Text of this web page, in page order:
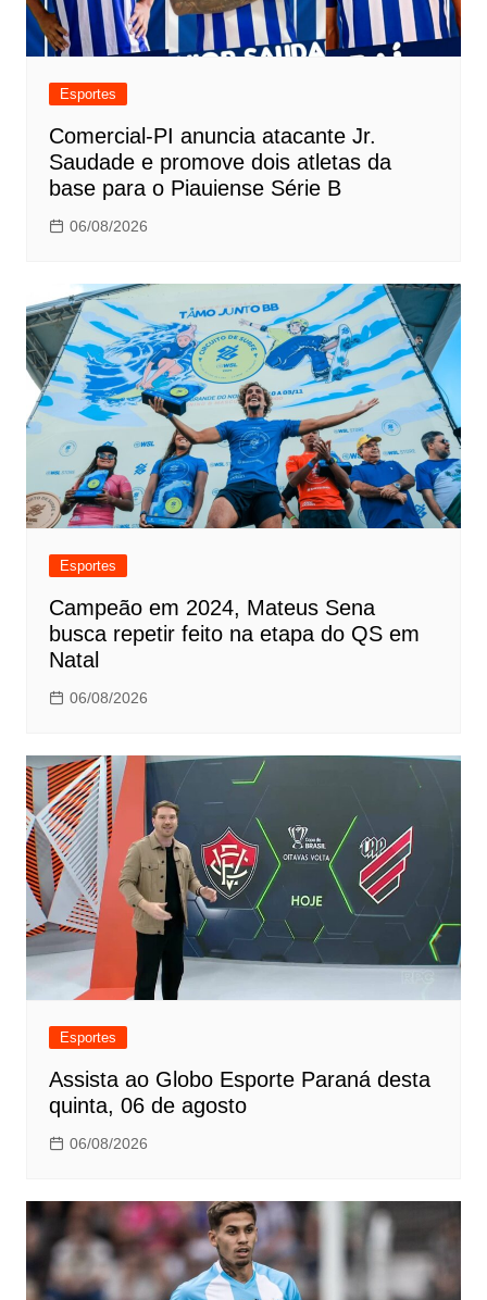
Esportes
Comercial-PI anuncia atacante Jr.
Saudade e promove dois atletas da
base para o Piauiense Série B
06/08/2026
Esportes
Campeão em 2024, Mateus Sena
busca repetir feito na etapa do QS em
Natal
06/08/2026
Esportes
Assista ao Globo Esporte Paraná desta
quinta, 06 de agosto
06/08/2026